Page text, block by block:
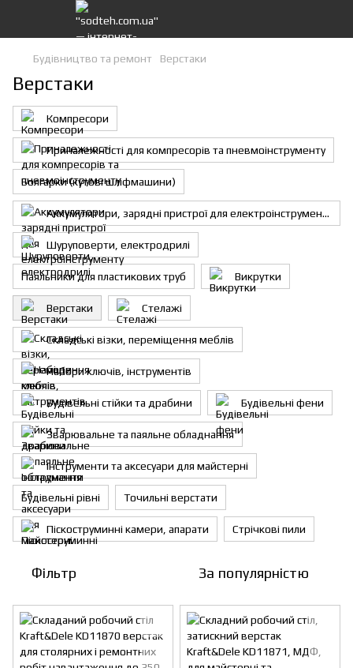
Будівництво та ремонт Верстаки
Верстаки
Компресори
Приналежності для компресорів та пневмоінструменту
Болгарки (кутові шліфмашини)
Аккумулятори, зарядні пристрої для електроінструменту
Шуруповерти, електродрилі
Паяльники для пластикових труб Викрутки
Верстаки Стелажі
Складські візки, переміщення меблів
Набори ключів, інструментів
Будівельні стійки та драбини Будівельні фени
Зварювальне та паяльне обладнання
Інструменти та аксесуари для майстерні
Будівельні рівні Точильні верстати
Піскоструминні камери, апарати Стрічкові пили
Фільтр За популярністю